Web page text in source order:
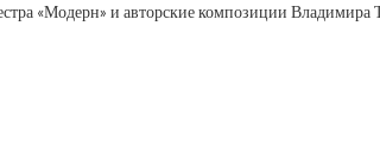
«Модерн» и авторские композиции